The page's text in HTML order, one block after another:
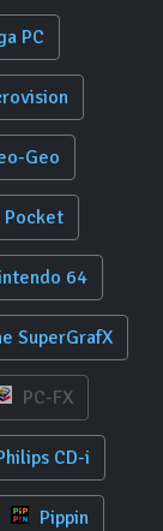
PC
Geo
Pocket
64
SuperGrafX
PC-FX
CD-i
Pippin